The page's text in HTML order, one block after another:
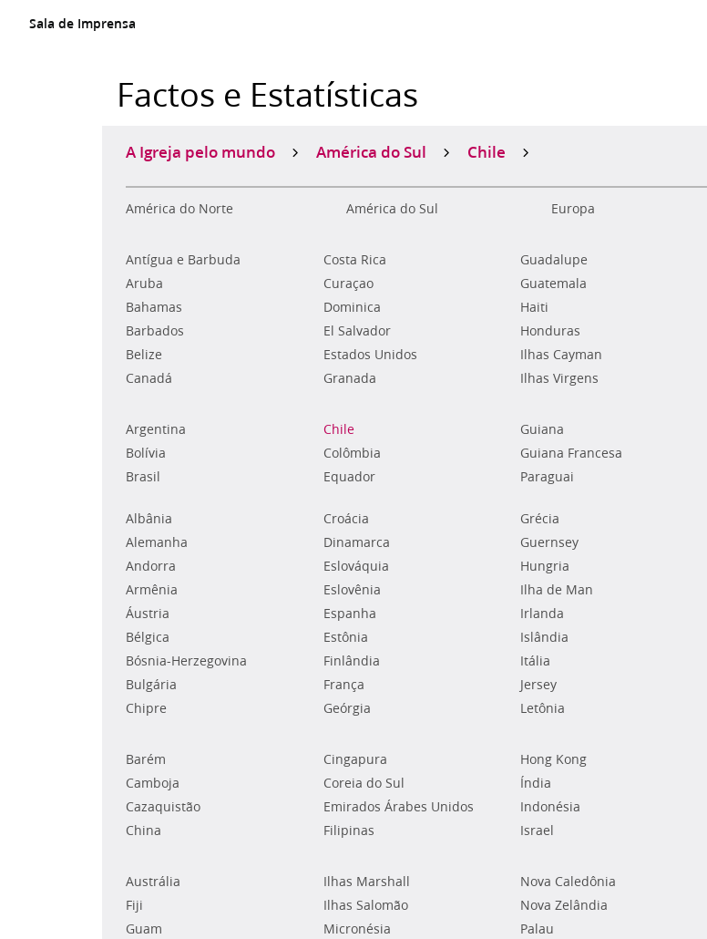
Sala de Imprensa
Factos e Estatísticas
A Igreja pelo mundo América do Sul Chile
América do Norte América do Sul Europa
Antígua e Barbuda
Aruba
Bahamas
Barbados
Belize
Canadá
Costa Rica
Curaçao
Dominica
El Salvador
Estados Unidos
Granada
Guadalupe
Guatemala
Haiti
Honduras
Ilhas Cayman
Ilhas Virgens
Argentina
Bolívia
Brasil
Chile
Colômbia
Equador
Guiana
Guiana Francesa
Paraguai
Albânia
Alemanha
Andorra
Armênia
Áustria
Bélgica
Bósnia-Herzegovina
Bulgária
Chipre
Croácia
Dinamarca
Eslováquia
Eslovênia
Espanha
Estônia
Finlândia
França
Geórgia
Grécia
Guernsey
Hungria
Ilha de Man
Irlanda
Islândia
Itália
Jersey
Letônia
Barém
Camboja
Cazaquistão
China
Cingapura
Coreia do Sul
Emirados Árabes Unidos
Filipinas
Hong Kong
Índia
Indonésia
Israel
Austrália
Fiji
Guam
Ilhas Marshall
Ilhas Salomão
Micronésia
Nova Caledônia
Nova Zelândia
Palau